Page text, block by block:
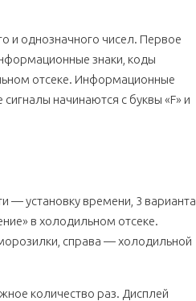
и однозначного чисел. Первое
знаки, коды
отсеке. Информационные
сигналы начинаются с буквы «F» и
— установку времени, 3 варианта
в холодильном отсеке.
справа — холодильной
количество раз. Дисплей